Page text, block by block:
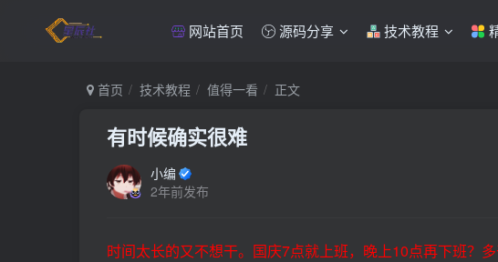
网站首页 源码分享 技术教程
首页 技术教程 值得一看 正文
有时候确实很难
小编
2年前发布
时间太长的又不想干。国庆7点就上班，晚上10点再下班？多